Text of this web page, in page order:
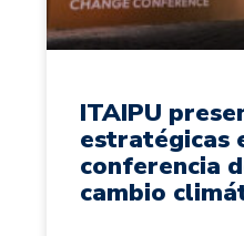
ITAIPU
estratégicas
conferencia
cambio